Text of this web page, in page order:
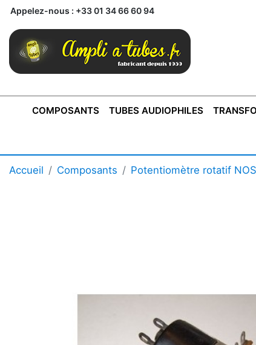
Appelez-nous : +33 01 34 66 60 94
COMPOSANTS
BONTONS
AXE 4MM
BONTONS
AXE 6MM
COFFRET
COFFRET
LCC
TUBES AUDIOPHILES
TRANSFORMATEUR DE SORTIE DE
CLASSE "A" SINGLE
AMPLI MONO AMPLI STÉRÉO
AMPLIFICATEURS LECTEURS CD PRÉAMPLI AVEC
SUPRAVOX FERTIN
Accueil Composants Potentiomètre rotatif